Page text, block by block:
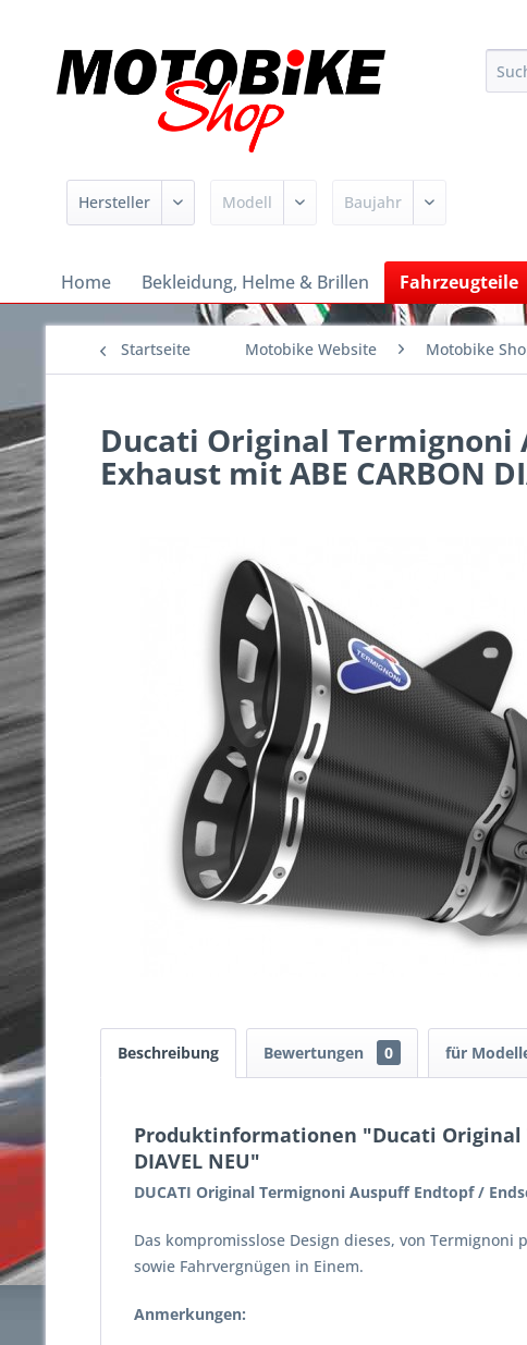
Home Bekleidung, Helme & Brillen Fahrzeugteile
Startseite Motobike Website Motobike
Ducati Original
Exhaust mit ABE CARBON
Beschreibung Bewertungen 0 für
Produktinformationen "Ducati Original
DIAVEL NEU"
DUCATI Original Termignoni Auspuff Endtopf /
Das kompromisslose Design dieses, von
sowie Fahrvergnügen in Einem.
Anmerkungen: